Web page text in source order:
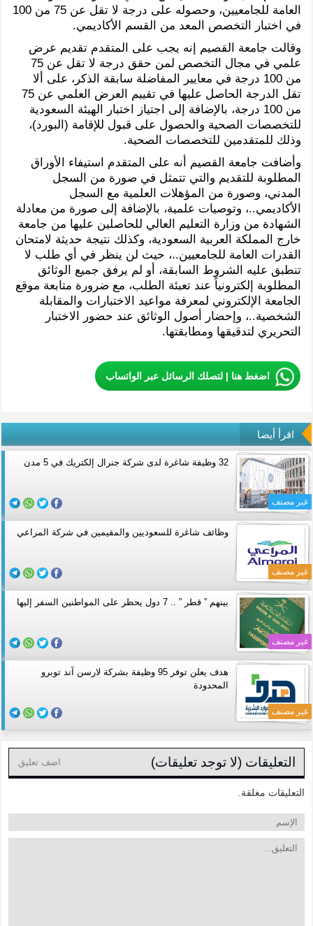
العامة للجامعيين، وحصوله على درجة لا تقل عن 75 من 100
في اختبار التخصص المعد من القسم الأكاديمي.
وقالت جامعة القصيم إنه يجب على المتقدم تقديم عرض
علمي في مجال التخصص لمن حقق درجة لا تقل عن 75
من 100 درجة في معايير المفاضلة سابقة الذكر، على ألا
تقل الدرجة الحاصل عليها في تقييم العرض العلمي عن 75
من 100 درجة، بالإضافة إلى اجتياز اختبار الهيئة السعودية
للتخصصات الصحية والحصول على قبول للإقامة (البورد)،
وذلك للمتقدمين للتخصصات الصحية.
وأضافت جامعة القصيم أنه على المتقدم استيفاء الأوراق
المطلوبة للتقديم والتي تتمثل في صورة من السجل
المدني، وصورة من المؤهلات العلمية مع السجل
الأكاديمي..، وتوصيات علمية، بالإضافة إلى صورة من معادلة
الشهادة من وزارة التعليم العالي للحاصلين عليها من جامعة
خارج المملكة العربية السعودية، وكذلك نتيجة حديثة لامتحان
القدرات العامة للجامعيين..، حيث لن ينظر في أي طلب لا
تنطبق عليه الشروط السابقة، أو لم يرفق جميع الوثائق
المطلوبة إلكترونياً عند تعبئة الطلب، مع ضرورة متابعة موقع
الجامعة الإلكتروني لمعرفة مواعيد الاختبارات والمقابلة
الشخصية..، وإحضار أصول الوثائق عند حضور الاختبار
التحريري لتدقيقها ومطابقتها.
اضغط هنا | لتصلك الرسائل عبر الواتساب
اقرأ أيضا
غير مصنف
32 وظيفة شاغرة لدى شركة جنرال إلكتريك في 5 مدن
غير مصنف
وظائف شاغرة للسعوديين والمقيمين في شركة المراعي
غير مصنف
بينهم ” قطر ” .. 7 دول يحظر على المواطنين السفر إليها
غير مصنف
هدف يعلن توفر 95 وظيفة بشركة لارسن آند توبرو
المحدودة
التعليقات (لا توجد تعليقات) اضف تعليق
التعليقات مغلقة.